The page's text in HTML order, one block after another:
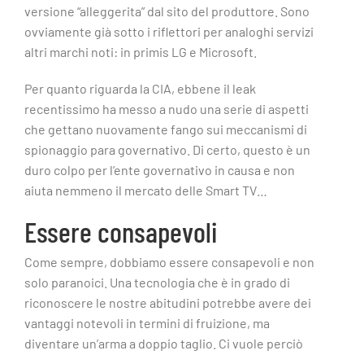
versione “alleggerita” dal sito del produttore. Sono
ovviamente già sotto i riflettori per analoghi servizi
altri marchi noti: in primis LG e Microsoft.
Per quanto riguarda la CIA, ebbene il leak
recentissimo ha messo a nudo una serie di aspetti
che gettano nuovamente fango sui meccanismi di
spionaggio para governativo. Di certo, questo è un
duro colpo per l’ente governativo in causa e non
aiuta nemmeno il mercato delle Smart TV…
Essere consapevoli
Come sempre, dobbiamo essere consapevoli e non
solo paranoici. Una tecnologia che è in grado di
riconoscere le nostre abitudini potrebbe avere dei
vantaggi notevoli in termini di fruizione, ma
diventare un’arma a doppio taglio. Ci vuole perciò